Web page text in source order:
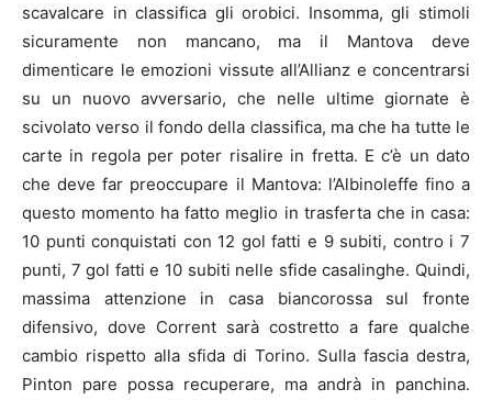
scavalcare in classifica gli orobici. Insomma, gli stimoli
sicuramente non mancano, ma il Mantova deve
dimenticare le emozioni vissute all’Allianz e concentrarsi
su un nuovo avversario, che nelle ultime giornate è
scivolato verso il fondo della classifica, ma che ha tutte le
carte in regola per poter risalire in fretta. E c’è un dato
che deve far preoccupare il Mantova: l’Albinoleffe fino a
questo momento ha fatto meglio in trasferta che in casa:
10 punti conquistati con 12 gol fatti e 9 subiti, contro i 7
punti, 7 gol fatti e 10 subiti nelle sfide casalinghe. Quindi,
massima attenzione in casa biancorossa sul fronte
difensivo, dove Corrent sarà costretto a fare qualche
cambio rispetto alla sfida di Torino. Sulla fascia destra,
Pinton pare possa recuperare, ma andrà in panchina.